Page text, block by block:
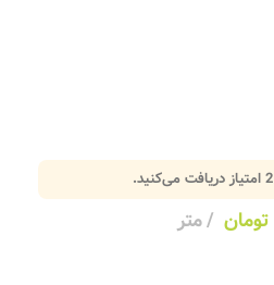
2امتیاز دریافت می‌کنید.
تومان متر